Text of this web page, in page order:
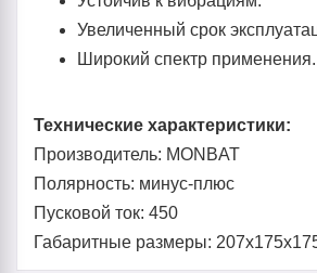
Увеличенный срок
Широкий спектр применения.
Технические характеристики:
Производитель: MONBAT
Полярность: минус-плюс
Пусковой ток: 450
Габаритные размеры: